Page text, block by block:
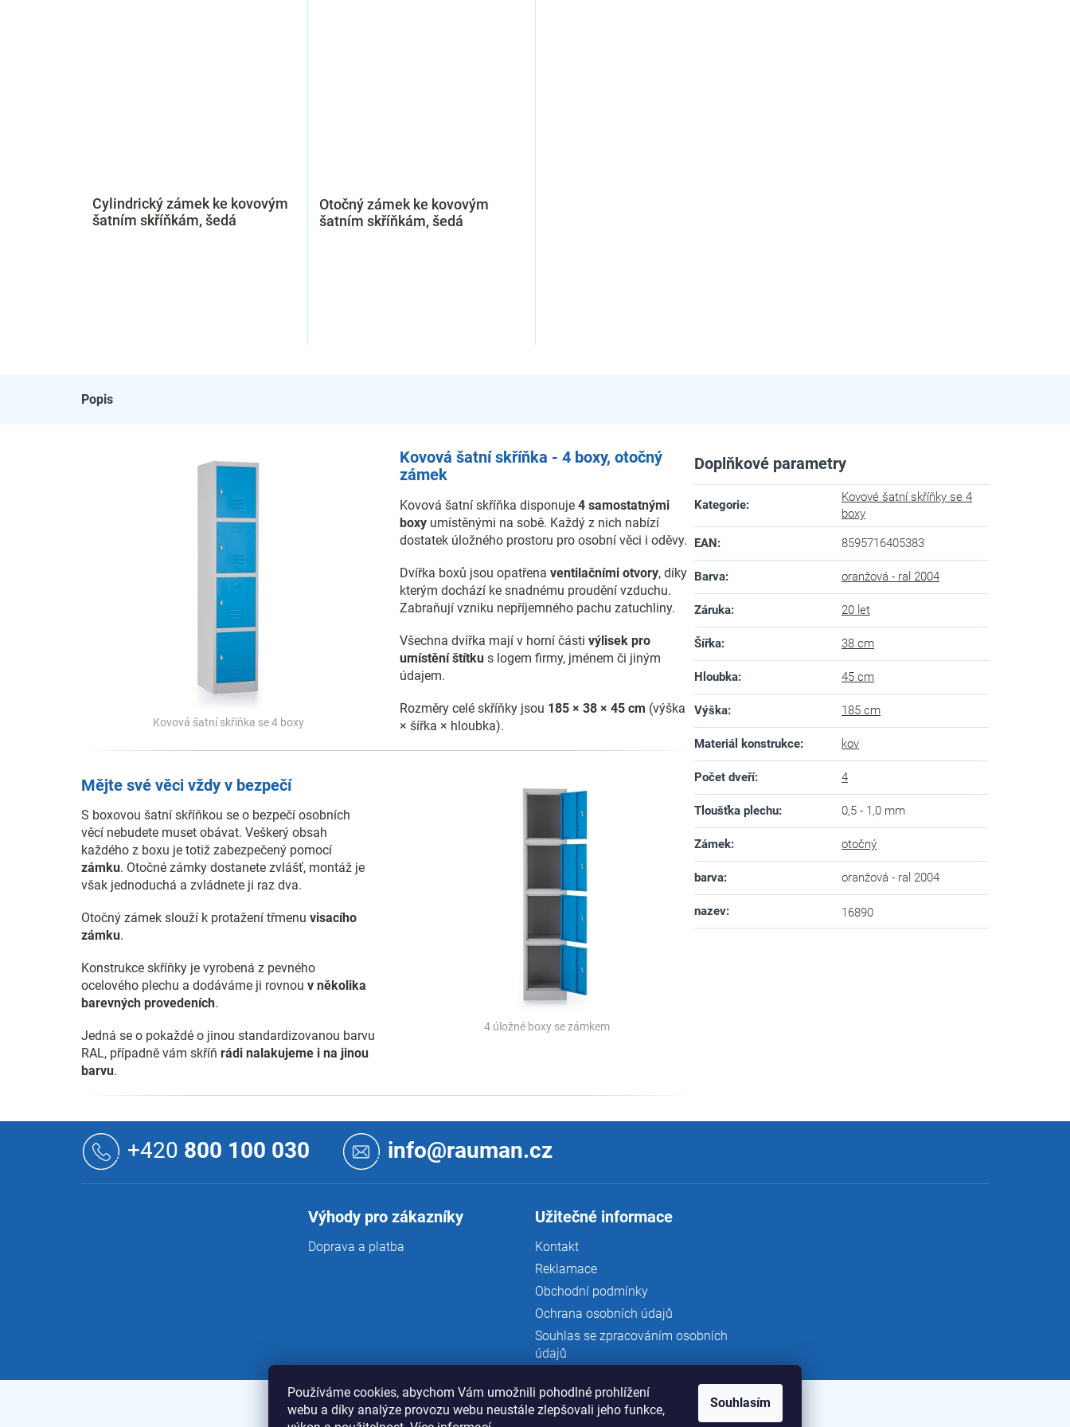
Používáme cookies, abychom Vám umožnili pohodlné prohlížení
webu a díky analýze provozu webu neustále zlepšovali jeho funkce,
Souhlasím
Cylindrický zámek ke kovovým
šatním skříňkám, šedá
Otočný zámek ke kovovým
šatním skříňkám, šedá
Popis
Kovová šatní skříňka se 4 boxy
Kovová šatní skříňka - 4 boxy, otočný
zámek
Kovová šatní skříňka disponuje4 samostatnými
boxy umístěnými na sobě. Každý z nich nabízí
dostatek úložného prostoru pro osobní věci i oděvy.
Dvířka boxů jsou opatřenaventilačními otvory, díky
kterým dochází ke snadnému proudění vzduchu.
Zabraňují vzniku nepříjemného pachu zatuchliny.
Všechna dvířka mají v horní částivýlisek pro
umístění štítku s logem firmy, jménem či jiným
údajem.
Rozměry celé skříňky jsou 185 × 38 × 45 cm (výška
× šířka × hloubka).
Mějte své věci vždy v bezpečí
S boxovou šatní skříňkou se o bezpečí osobních
věcí nebudete muset obávat. Veškerý obsah
každého z boxu je totiž zabezpečený pomocí
zámku. Otočné zámky dostanete zvlášť, montáž je
však jednoduchá a zvládnete ji raz dva.
Otočný zámek slouží k protažení třmenu visacího
zámku.
Konstrukce skříňky je vyrobená z pevného
ocelového plechu a dodáváme ji rovnou v několika
barevných provedeních.
Jedná se o pokaždé o jinou standardizovanou barvu
RAL, případně vám skříň rádi nalakujeme i na jinou
barvu.
4 úložné boxy se zámkem
Doplňkové parametry
Kategorie:
Kovové šatní skříňky se 4
boxy
EAN: 8595716405383
Barva: oranžová - ral 2004
Záruka: 20 let
Šířka: 38 cm
Hloubka: 45 cm
Výška: 185 cm
Materiál konstrukce: kov
Počet dveří: 4
Tloušťka plechu: 0,5 - 1,0 mm
Zámek: otočný
barva: oranžová - ral 2004
nazev: 16890
+420 800 100 030 info@rauman.cz
Výhody pro zákazníky
Doprava a platba
Užitečné informace
Kontakt
Reklamace
Obchodní podmínky
Ochrana osobních údajů
Souhlas se zpracováním osobních
údajů